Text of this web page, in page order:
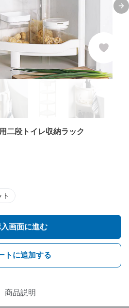
二段トイレ収納ラック
ト
入画面に進む
トに追加する
商品説明